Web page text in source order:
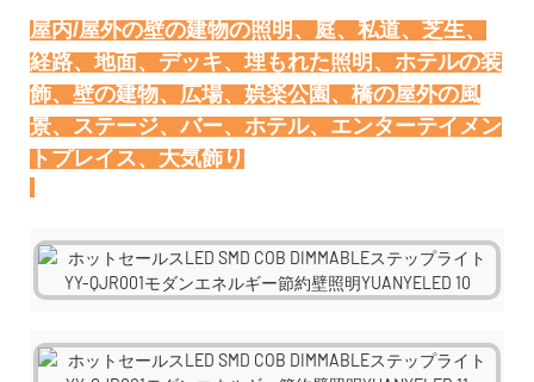
屋内/屋外の壁の建物の照明、庭、私道、芝生、
経路、地面、デッキ、埋もれた照明、ホテルの装
飾、壁の建物、広場、娯楽公園、橋の屋外の風
景、ステージ、バー、ホテル、エンターテイメン